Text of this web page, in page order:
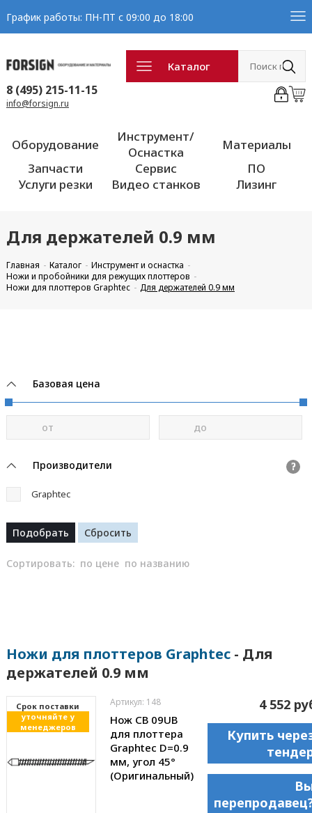
График работы: ПН-ПТ с 09:00 до 18:00
Каталог
8 (495) 215-11-15
info@forsign.ru
Оборудование
Инструмент/
Оснастка
Материалы
Запчасти
Сервис
ПО
Услуги резки
Видео станков Лизинг
Для держателей 0.9 мм
Главная Каталог
Инструмент и оснастка
Ножи и пробойники для режущих плоттеров
Ножи для плоттеров Graphtec
Для держателей 0.9 мм
Базовая цена
от до
Производители ?
Graphtec
Сортировать: по цене по названию
Ножи для плоттеров Graphtec- Для
держателей 0.9 мм
Cрок поставки
уточняйте у
менеджеров
Артикул: 148
Нож CB 09UB
для плоттера
Graphtec D=0.9
мм, угол 45°
(Оригинальный)
4 552
Купить